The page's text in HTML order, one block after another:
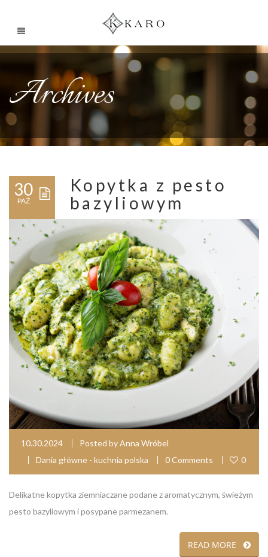
Archives
30
PAŹ
Kopytka z pesto
bazyliowym
10.30.2024 Posted byAnna Wróbel
Dania główne - kuchnia polska
0 Comments 0
Delikatne kopytka ziemniaczane podane z aromatycznym, świeżym
pesto bazyliowym i posypane parmezanem.
READ MORE